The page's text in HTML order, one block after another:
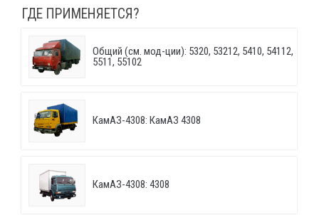
ГДЕ ПРИМЕНЯЕТСЯ?
Общий (см. мод-ции): 5320, 53212, 5410, 54112,
5511, 55102
КамАЗ-4308: КамАЗ 4308
КамАЗ-4308: 4308